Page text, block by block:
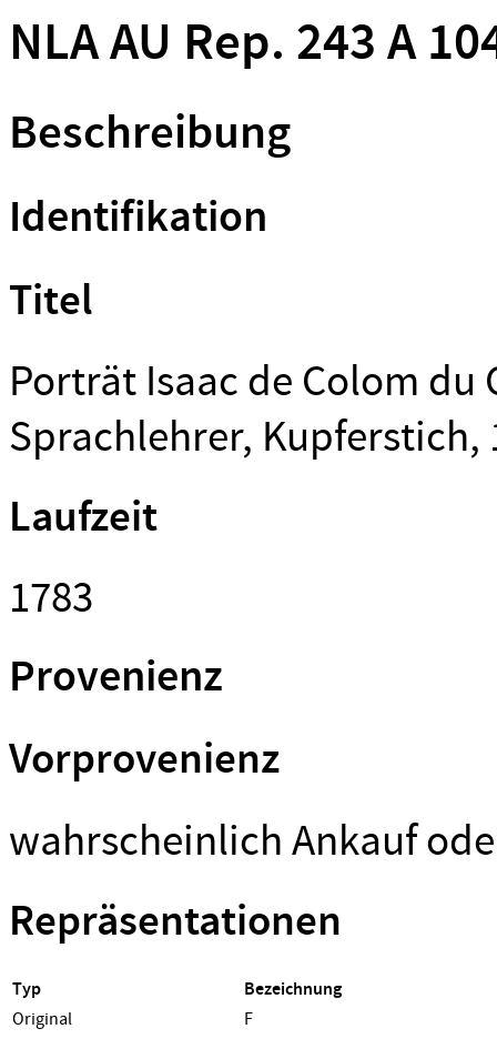
NLA AU Rep. 243 A
Beschreibung
Identifikation
Titel
Porträt Isaac de Colom du
Sprachlehrer, Kupferstich,
Laufzeit
1783
Provenienz
Vorprovenienz
wahrscheinlich Ankauf
Repräsentationen
Typ Bezeichnung
Original F